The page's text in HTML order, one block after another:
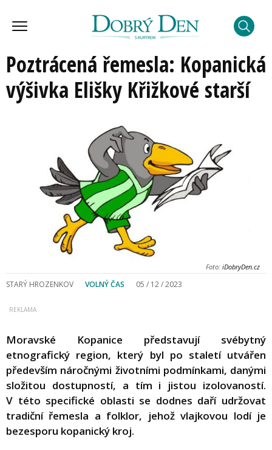
Poztrácená řemesla: Kopanická
výšivka Elišky Křižkové starší
Foto: iDobryDen.cz
STARÝ HROZENKOV VOLNÝ ČAS 05 / 12 / 2023
Moravské Kopanice představují svébytný
etnografický region, který byl po staletí utvářen
především náročnými životními podmínkami, danými
složitou dostupností, a tím i jistou izolovaností.
V této specifické oblasti se dodnes daří udržovat
tradiční řemesla a folklor, jehož vlajkovou lodí je
bezesporu kopanický kroj.